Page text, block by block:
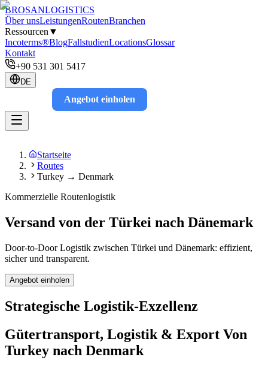
BROSANLOGISTICS
Über unsLeistungenRoutenBranchen
Ressourcen ▼
Incoterms®BlogFallstudienLocationsGlossar
Kontakt
+90 531 301 5417
DE
Angebot einholen
Startseite
Routes
Turkey → Denmark
Kommerzielle Routenlogistik
Versand von der Türkei nach Dänemark
Door-to-Door Logistik zwischen Türkei und Dänemark: effizient,
sicher und transparent.
Angebot einholen
Strategische Logistik-Exzellenz
Gütertransport, Logistik & Export Von
Turkey nach Denmark